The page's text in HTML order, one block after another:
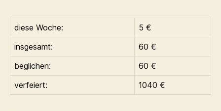
diese Woche:
5 €
insgesamt:
60 €
beglichen:
60 €
verfeiert:
1040 €